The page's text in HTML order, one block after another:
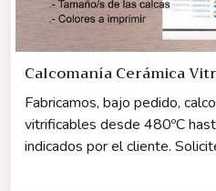
Calcomanía Cerámica
Fabricamos, bajo pedido,
vitrificables desde 480ºC
indicados por el cliente.